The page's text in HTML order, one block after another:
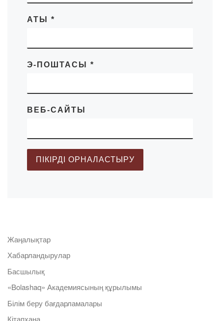
АТЫ *
Э-ПОШТАСЫ *
ВЕБ-САЙТЫ
Жаңалықтар
Хабарландырулар
Басшылық
«Bolashaq» Академиясының құрылымы
Білім беру бағдарламалары
Кітапхана